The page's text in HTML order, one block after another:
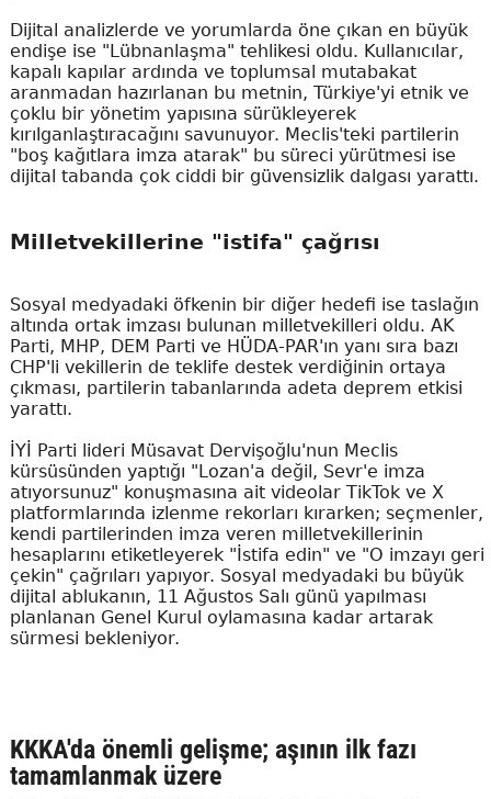
Dijital analizlerde ve yorumlarda öne çıkan en büyük
endişe ise "Lübnanlaşma" tehlikesi oldu. Kullanıcılar,
kapalı kapılar ardında ve toplumsal mutabakat
aranmadan hazırlanan bu metnin, Türkiye'yi etnik ve
çoklu bir yönetim yapısına sürükleyerek
kırılganlaştıracağını savunuyor. Meclis'teki partilerin
"boş kağıtlara imza atarak" bu süreci yürütmesi ise
dijital tabanda çok ciddi bir güvensizlik dalgası yarattı.
Milletvekillerine "istifa" çağrısı
Sosyal medyadaki öfkenin bir diğer hedefi ise taslağın
altında ortak imzası bulunan milletvekilleri oldu. AK
Parti, MHP, DEM Parti ve HÜDA-PAR'ın yanı sıra bazı
CHP'li vekillerin de teklife destek verdiğinin ortaya
çıkması, partilerin tabanlarında adeta deprem etkisi
yarattı.
İYİ Parti lideri Müsavat Dervişoğlu'nun Meclis
kürsüsünden yaptığı "Lozan'a değil, Sevr'e imza
atıyorsunuz" konuşmasına ait videolar TikTok ve X
platformlarında izlenme rekorları kırarken; seçmenler,
kendi partilerinden imza veren milletvekillerinin
hesaplarını etiketleyerek "İstifa edin" ve "O imzayı geri
çekin" çağrıları yapıyor. Sosyal medyadaki bu büyük
dijital ablukanın, 11 Ağustos Salı günü yapılması
planlanan Genel Kurul oylamasına kadar artarak
sürmesi bekleniyor.
KKKA'da önemli gelişme; aşının ilk fazı
tamamlanmak üzere